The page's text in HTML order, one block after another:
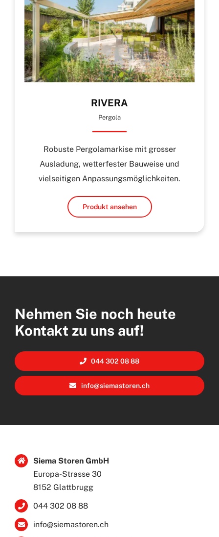
RIVERA
Pergola
Robuste Pergolamarkise mit grosser
Ausladung, wetterfester Bauweise und
vielseitigen Anpassungsmöglichkeiten.
Produkt ansehen
Nehmen Sie noch heute
Kontakt zu uns auf!
044 302 08 88
info@siemastoren.ch
Siema Storen GmbH
Europa-Strasse 30
8152 Glattbrugg
044 302 08 88
info@siemastoren.ch